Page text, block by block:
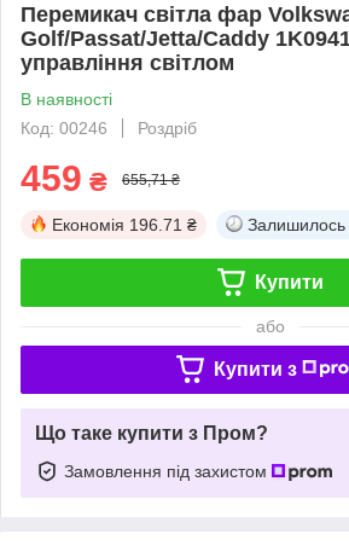
Перемикач світла фар
Golf/Passat/Jetta/Caddy
управління світлом
В наявності
Код: 00246
Роздріб
459 ₴ 655,71 ₴
Економія 196.71 ₴ Залишилось
Купити
або
Купити з
Що таке купити з Пром?
Замовлення під захистом